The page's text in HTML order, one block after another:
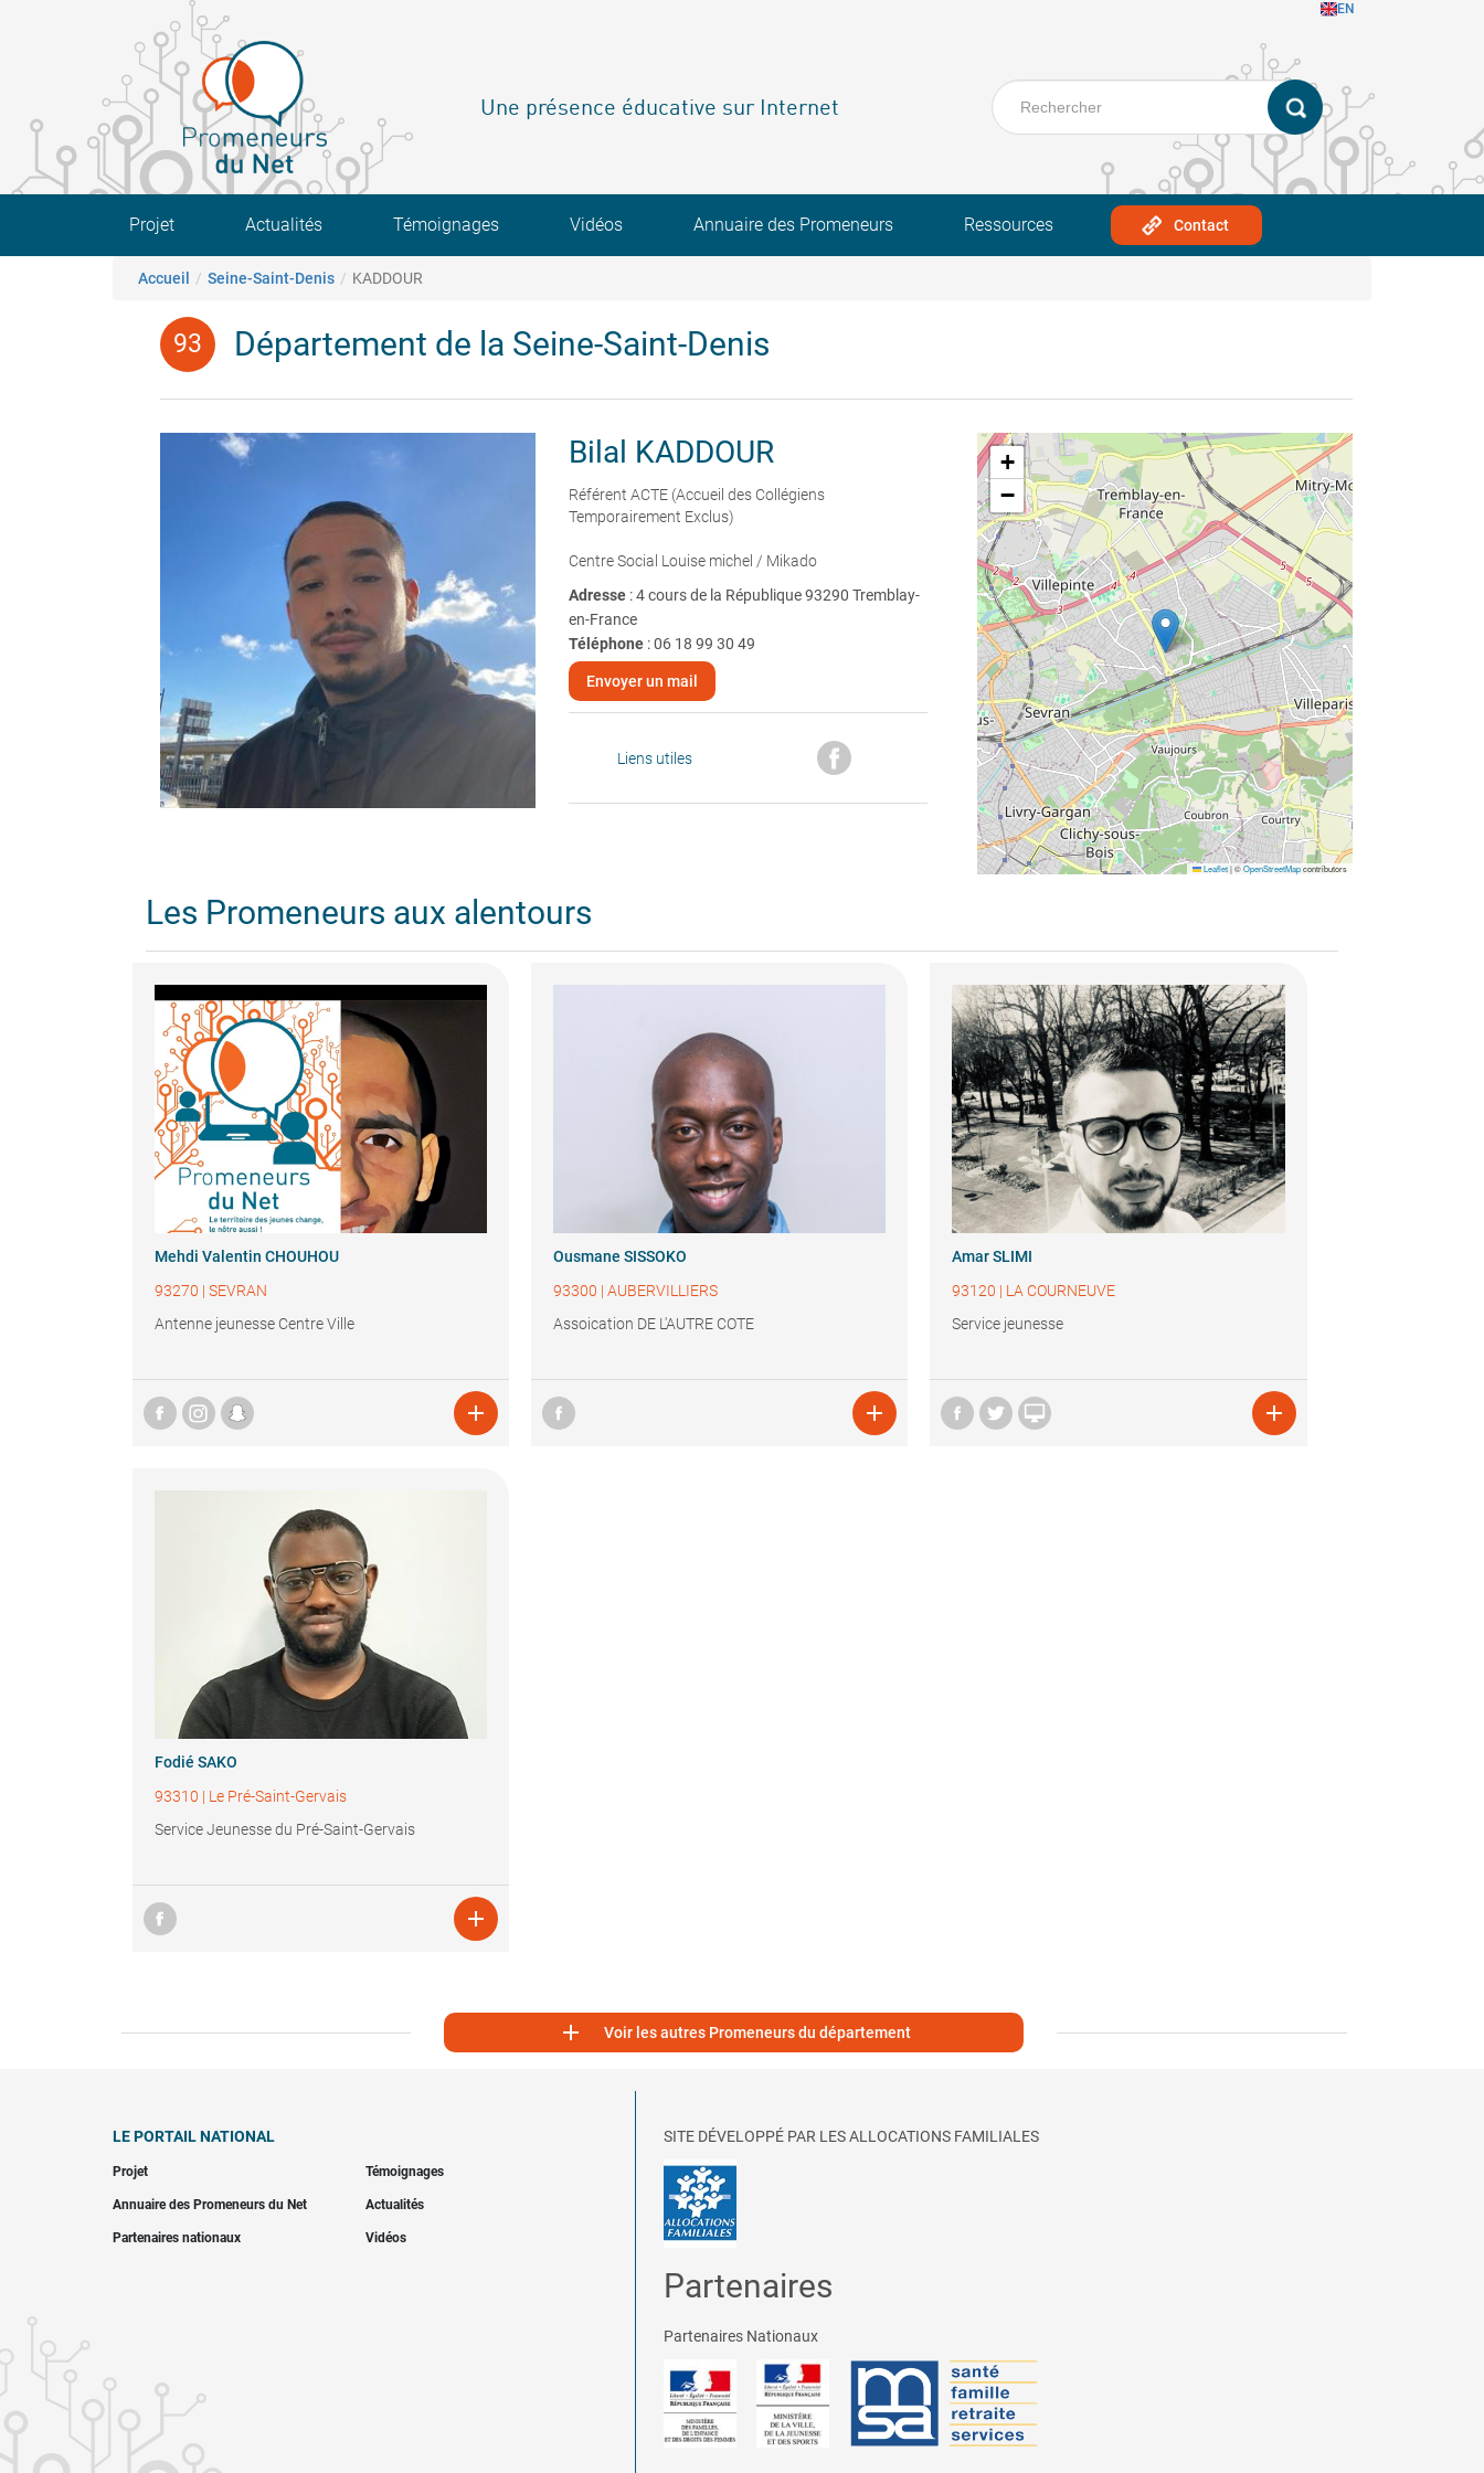
EN
Une présence éducative sur Internet
Main navigation
Projet Actualités Témoignages Vidéos Annuaire des Promeneurs Ressources Contact
Fil d'Ariane
Accueil Seine-Saint-Denis KADDOUR
Département de la Seine-Saint-Denis
Bilal KADDOUR
Référent ACTE (Accueil des Collégiens
Temporairement Exclus)
Centre Social Louise michel / Mikado
Adresse : 4 cours de la République 93290 Tremblay-
en-France
Téléphone:06 18 99 30 49
Envoyer un mail
Liens utiles
+
−
Leaflet |©OpenStreetMapcontributors
Les Promeneurs aux alentours
Mehdi Valentin CHOUHOU
93270 | SEVRAN
Antenne jeunesse Centre Ville

Ousmane SISSOKO
93300 | AUBERVILLIERS
Assoication DE L'AUTRE COTE

Amar SLIMI
93120 | LA COURNEUVE
Service jeunesse
 
Fodié SAKO
93310 | Le Pré-Saint-Gervais
Service Jeunesse du Pré-Saint-Gervais

 Voir les autres Promeneurs du département
LE PORTAIL NATIONAL
Projet Témoignages
Annuaire des Promeneurs du Net Actualités
Partenaires nationaux Vidéos
SITE DÉVELOPPÉ PAR LES ALLOCATIONS FAMILIALES
Partenaires
Partenaires Nationaux